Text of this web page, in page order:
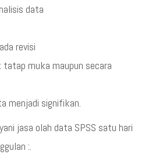
data
revisi
muka maupun secara
menjadi signifikan.
jasa olah data SPSS satu hari
:.